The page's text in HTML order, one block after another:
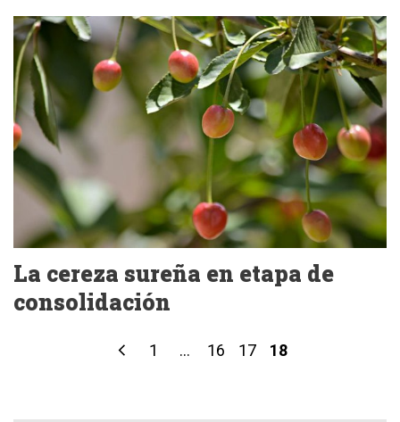
La cereza sureña en etapa de
consolidación
1 ... 16 17 18